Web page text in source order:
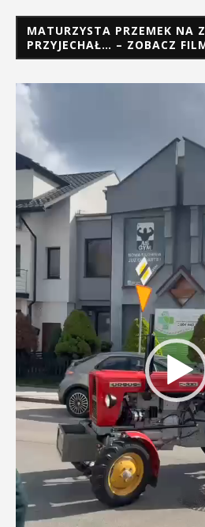
MATURZYSTA PRZEMEK NA
PRZYJECHAŁ… – ZOBACZ
Odtwarzacz